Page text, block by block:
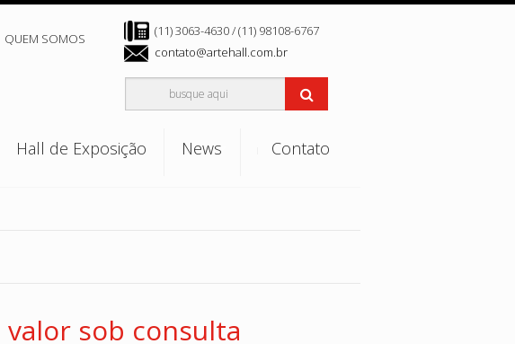
QUEM SOMOS
(11) 3063-4630 / (11) 98108-6767
contato@artehall.com.br
Hall de Exposição News Contato
valor sob consulta